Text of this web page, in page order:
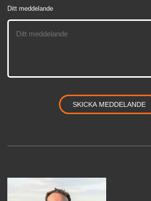
Ditt meddelande